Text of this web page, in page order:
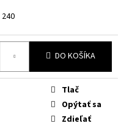
240
DO KOŠÍKA
Tlač
Opýtať sa
Zdieľať